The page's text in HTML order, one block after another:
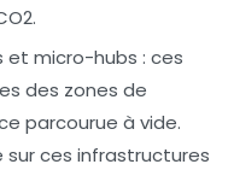
et micro-hubs : ces
des zones de
parcourue à vide.
sur ces infrastructures